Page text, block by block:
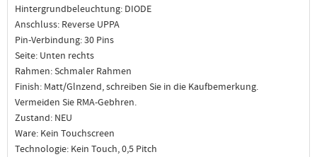
Hintergrundbeleuchtung: DIODE
Anschluss: Reverse UPPA
Pin-Verbindung: 30 Pins
Seite: Unten rechts
Rahmen: Schmaler Rahmen
Finish: Matt/Glnzend, schreiben Sie in die Kaufbemerkung.
Vermeiden Sie RMA-Gebhren.
Zustand: NEU
Ware: Kein Touchscreen
Technologie: Kein Touch, 0,5 Pitch